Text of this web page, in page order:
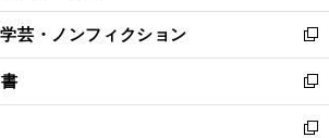
開
く
ウ
で
開
く
ン
ド
ウ
で
開
く
ウ
ィ
ン
ド
ウ
で
芸・ノンフィクション
新
し
い
ウ
ィ
新
し
い
新